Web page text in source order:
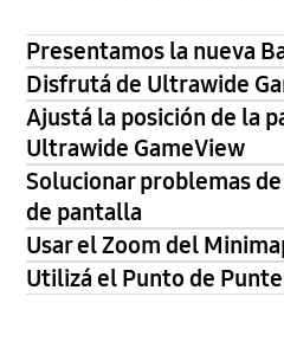
Presentamos la nueva
Disfrutá de Ultrawide
Ajustá la posición de la
Ultrawide GameView
Solucionar problemas
de pantalla
Usar el Zoom del
Utilizá el Punto de